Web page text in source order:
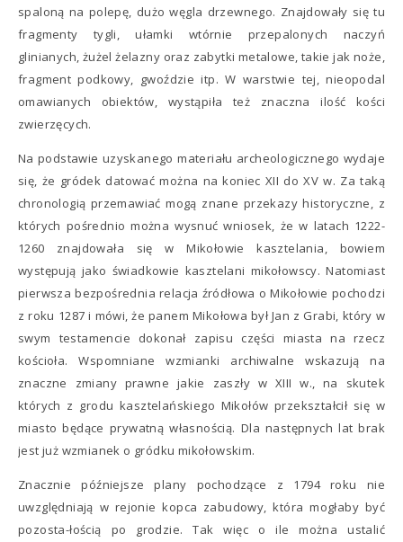
spaloną na polepę, dużo węgla drzewnego. Znajdowały się tu
fragmenty tygli, ułamki wtórnie przepalonych naczyń
glinianych, żużel żelazny oraz zabytki metalowe, takie jak noże,
fragment podkowy, gwoździe itp. W warstwie tej, nieopodal
omawianych obiektów, wystąpiła też znaczna ilość kości
zwierzęcych.
Na podstawie uzyskanego materiału archeologicznego wydaje
się, że gródek datować można na koniec XII do XV w. Za taką
chronologią przemawiać mogą znane przekazy historyczne, z
których pośrednio można wysnuć wniosek, że w latach 1222-
1260 znajdowała się w Mikołowie kasztelania, bowiem
występują jako świadkowie kasztelani mikołowscy. Natomiast
pierwsza bezpośrednia relacja źródłowa o Mikołowie pochodzi
z roku 1287 i mówi, że panem Mikołowa był Jan z Grabi, który w
swym testamencie dokonał zapisu części miasta na rzecz
kościoła. Wspomniane wzmianki archiwalne wskazują na
znaczne zmiany prawne jakie zaszły w XIII w., na skutek
których z grodu kasztelańskiego Mikołów przekształcił się w
miasto będące prywatną własnością. Dla następnych lat brak
jest już wzmianek o gródku mikołowskim.
Znacznie późniejsze plany pochodzące z 1794 roku nie
uwzględniają w rejonie kopca zabudowy, która mogłaby być
pozosta-łością po grodzie. Tak więc o ile można ustalić